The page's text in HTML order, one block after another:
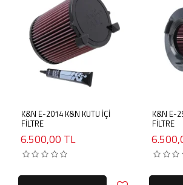
K&N E-2014 K&N KUTU İÇİ
FİLTRE
6.500,00 TL
K&N E-
FİLTRE